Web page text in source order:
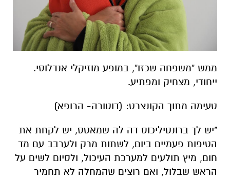
ממש "משפחה שכזו", במופע מוזיקלי אנדלוסי.
ייחודי, מצחיק ומפתיע.
טעימה מתוך הקונצרט: (דוטורה- הרופא)
"יש לך ברונטיליכוס דה לה שמאטס, יש לקחת את
הטיפות פעמיים ביום, לשתות מרק ולערבב עם מד
חום, מיץ תולעים למערכת העיכול, ולסיום לשים על
הראש שבלול, ואם רוצים שהמחלה לא תחמיר